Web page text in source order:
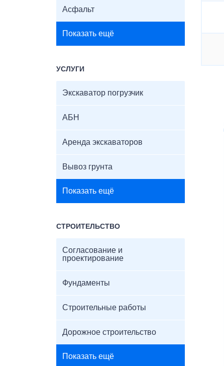
Асфальт
Показать ещё
УСЛУГИ
Экскаватор погрузчик
АБН
Аренда экскаваторов
Вывоз грунта
Показать ещё
СТРОИТЕЛЬСТВО
Согласование и
проектирование
Фундаменты
Строительные работы
Дорожное строительство
Показать ещё